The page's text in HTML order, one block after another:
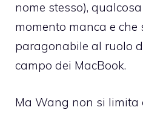
nome stesso),
momento manca e che
paragonabile al ruolo
campo dei MacBook.
Ma Wang non si limita